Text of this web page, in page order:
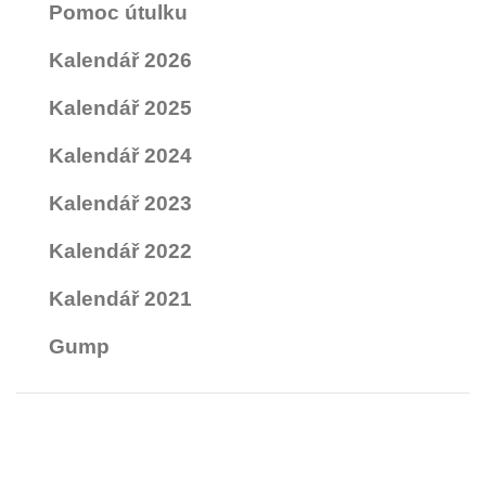
Pomoc útulku
Kalendář 2026
Kalendář 2025
Kalendář 2024
Kalendář 2023
Kalendář 2022
Kalendář 2021
Gump